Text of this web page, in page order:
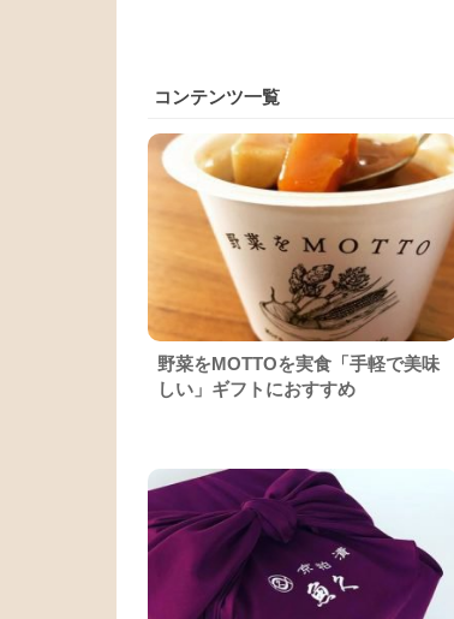
コンテンツ一覧
野菜をMOTTOを実食「手軽で美味
しい」ギフトにおすすめ